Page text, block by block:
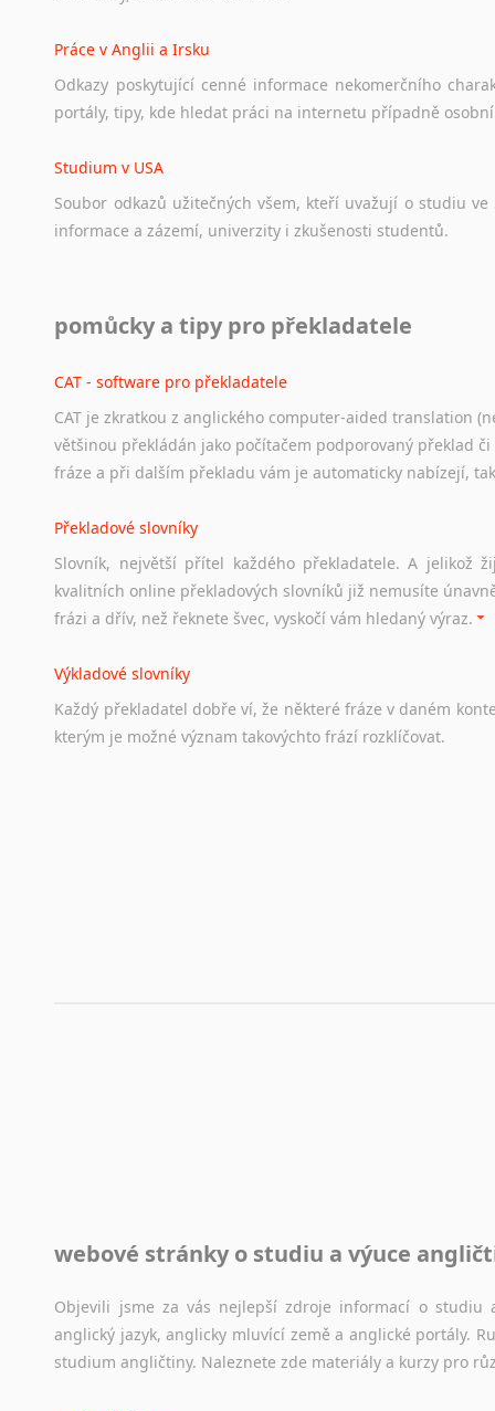
Práce v Anglii a Irsku
Odkazy poskytující cenné informace nekomerčního
portály, tipy, kde hledat práci na internetu případně osobní
Studium v USA
Soubor odkazů užitečných všem, kteří uvažují o studiu ve
informace a zázemí, univerzity i zkušenosti studentů.
Odkazy poskytující cenné informace nekomerčního
Studium v Austrálii
Soubor odkazů užitečných všem, kteří uvažují o studiu v
a zázemí, australské univerzity a samozřejmě i osobní
Práce v Austrálii
Odkazy poskytující cenné informace nekomerčního
hledat práci na internetu případně osobní zkušenosti
Hledáte-li
práci
stejná obecná pravidla, jako pro český životopis. Tak dost
pomůcky a tipy pro překladatele
CAT - software pro překladatele
CAT je zkratkou z anglického computer-aided translation
většinou překládán jako počítačem podporovaný překlad
fráze a při dalším překladu vám je automaticky nabízejí,
Překladové slovníky
Slovník, největší přítel každého překladatele. A jelikož
kvalitních online překladových slovníků již nemusíte
frázi a dřív, než řeknete švec, vyskočí vám hledaný výraz.
Výkladové slovníky
Každý překladatel dobře ví, že některé fráze v daném
kterým je možné význam takovýchto frází rozklíčovat.
Jazykový korpus je elektronický soubor autentických
původního zdroje textu.
Ostatní pomůcky pro překladatele
webové stránky o studiu a výuce
Objevili jsme za vás nejlepší zdroje informací o studiu
anglický jazyk, anglicky mluvící země a anglické portály.
studium angličtiny. Naleznete zde materiály a kurzy pro